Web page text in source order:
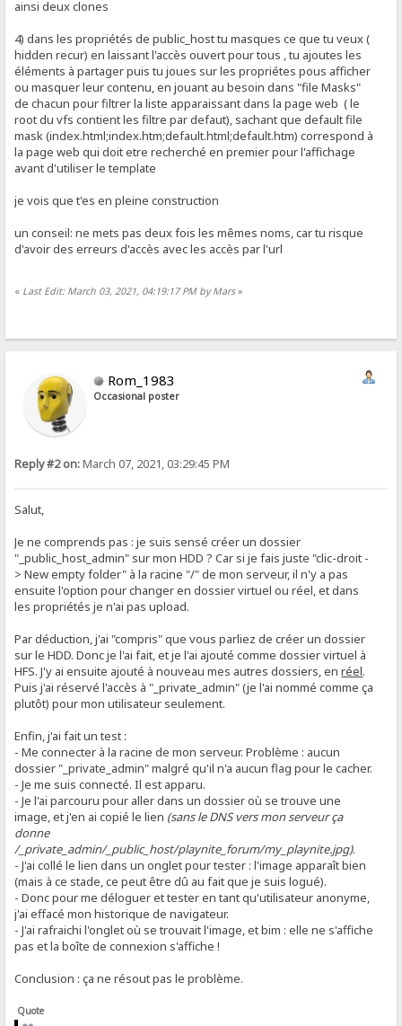
ainsi deux clones
4) dans les propriétés de public_host tu masques ce que tu veux (
hidden recur) en laissant l'accès ouvert pour tous , tu ajoutes les
éléments à partager puis tu joues sur les propriétes pous afficher
ou masquer leur contenu, en jouant au besoin dans "file Masks"
de chacun pour filtrer la liste apparaissant dans la page web ( le
root du vfs contient les filtre par defaut), sachant que default file
mask (index.html;index.htm;default.html;default.htm) correspond à
la page web qui doit etre recherché en premier pour l'affichage
avant d'utiliser le template
je vois que t'es en pleine construction
un conseil: ne mets pas deux fois les mêmes noms, car tu risque
d'avoir des erreurs d'accès avec les accès par l'url
« Last Edit: March 03, 2021, 04:19:17 PM by Mars»
Rom_1983
Occasional poster
Reply #2 on:March 07, 2021, 03:29:45 PM
Salut,
Je ne comprends pas : je suis sensé créer un dossier
"_public_host_admin" sur mon HDD ? Car si je fais juste "clic-droit -
> New empty folder" à la racine "/" de mon serveur, il n'y a pas
ensuite l'option pour changer en dossier virtuel ou réel, et dans
les propriétés je n'ai pas upload.
Par déduction, j'ai "compris" que vous parliez de créer un dossier
sur le HDD. Donc je l'ai fait, et je l'ai ajouté comme dossier virtuel à
HFS. J'y ai ensuite ajouté à nouveau mes autres dossiers, enréel.
Puis j'ai réservé l'accès à "_private_admin" (je l'ai nommé comme ça
plutôt) pour mon utilisateur seulement.
Enfin, j'ai fait un test :
- Me connecter à la racine de mon serveur. Problème : aucun
dossier "_private_admin" malgré qu'il n'a aucun flag pour le cacher.
- Je me suis connecté. Il est apparu.
- Je l'ai parcouru pour aller dans un dossier où se trouve une
image, et j'en ai copié le lien (sans le DNS vers mon serveur ça
donne
/_private_admin/_public_host/playnite_forum/my_playnite.jpg).
- J'ai collé le lien dans un onglet pour tester : l'image apparaît bien
(mais à ce stade, ce peut être dû au fait que je suis logué).
- Donc pour me déloguer et tester en tant qu'utilisateur anonyme,
j'ai effacé mon historique de navigateur.
- J'ai rafraichi l'onglet où se trouvait l'image, et bim : elle ne s'affiche
pas et la boîte de connexion s'affiche !
Conclusion : ça ne résout pas le problème.
Quote